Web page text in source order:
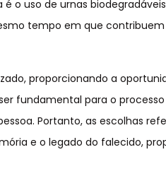
o uso de urnas
tempo em que
proporcionando a
fundamental para o
Portanto, as escolhas
e o legado do falecido,